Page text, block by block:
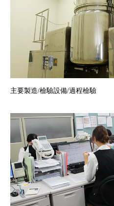
主要製造/檢驗設備/過程檢驗